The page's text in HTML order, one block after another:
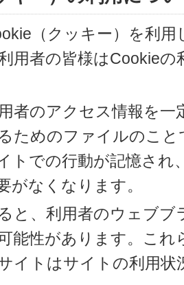
（クッキー）を利
用者の皆様はCookie
者のアクセス情報を
ためのファイルのこ
トでの行動が記憶さ
がなくなります。
と、利用者のウェブ
能性があります。こ
イトはサイトの利用